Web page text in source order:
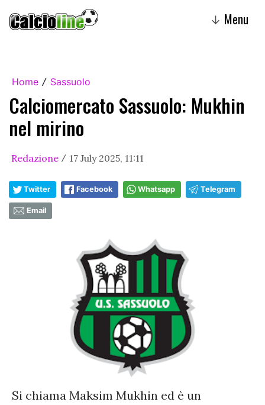
↓ Menu
Home / Sassuolo
Calciomercato Sassuolo: Mukhin
nel mirino
Redazione / 17 July 2025, 11:11
Twitter Facebook Whatsapp Telegram
Email
Si chiama Maksim Mukhin ed è un